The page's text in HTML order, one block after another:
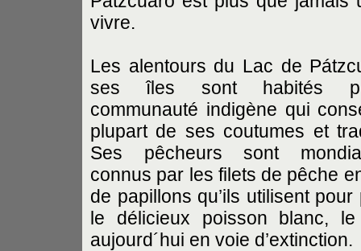
vivre.
Les alentours du Lac de
ses îles sont habités
communauté indigène qui
plupart de ses coutumes et
Ses pêcheurs sont
connus par les filets de pêche
de papillons qu’ils utilisent pour
le délicieux poisson blanc,
aujourd´hui en voie d’extinction.